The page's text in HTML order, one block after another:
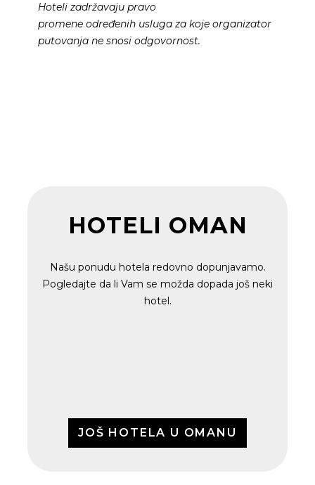
Hoteli zadržavaju pravo
promene određenih usluga za koje organizator
putovanja ne snosi odgovornost.
HOTELI OMAN
Našu ponudu hotela redovno dopunjavamo.
Pogledajte da li Vam se možda dopada još neki
hotel.
JOŠ HOTELA U OMANU